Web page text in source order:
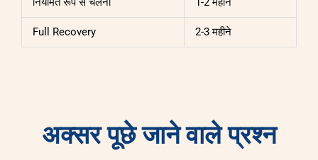
Full Recovery 2-3 महीने
अक्सर पूछे जाने वाले प्रश्न